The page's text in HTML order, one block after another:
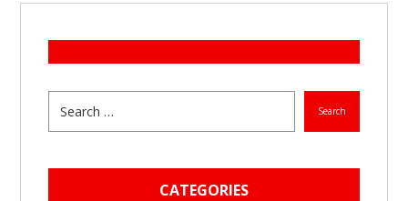
Search
CATEGORIES